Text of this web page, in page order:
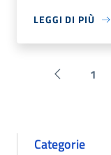
LEGGI DI PIÙ
Pagina 1
Categorie